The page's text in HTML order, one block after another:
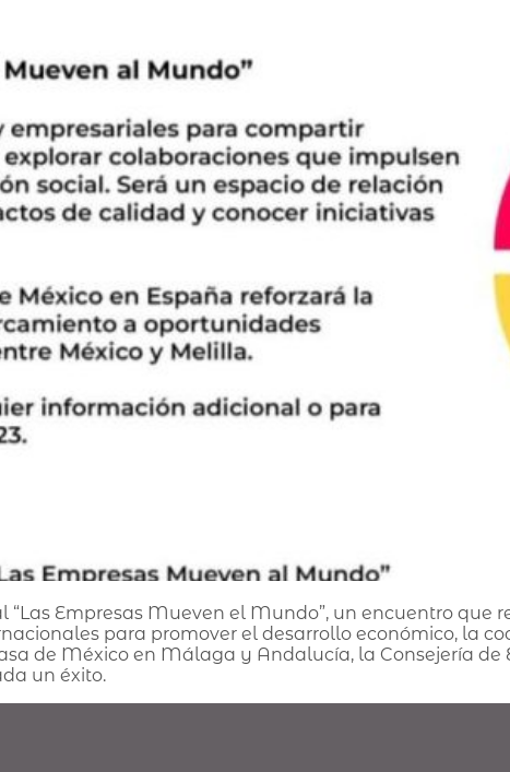
Empresas Mueven el Mundo”, un encuentro que
para promover el desarrollo económico, la
de México en Málaga y Andalucía, la Consejería de
un éxito.